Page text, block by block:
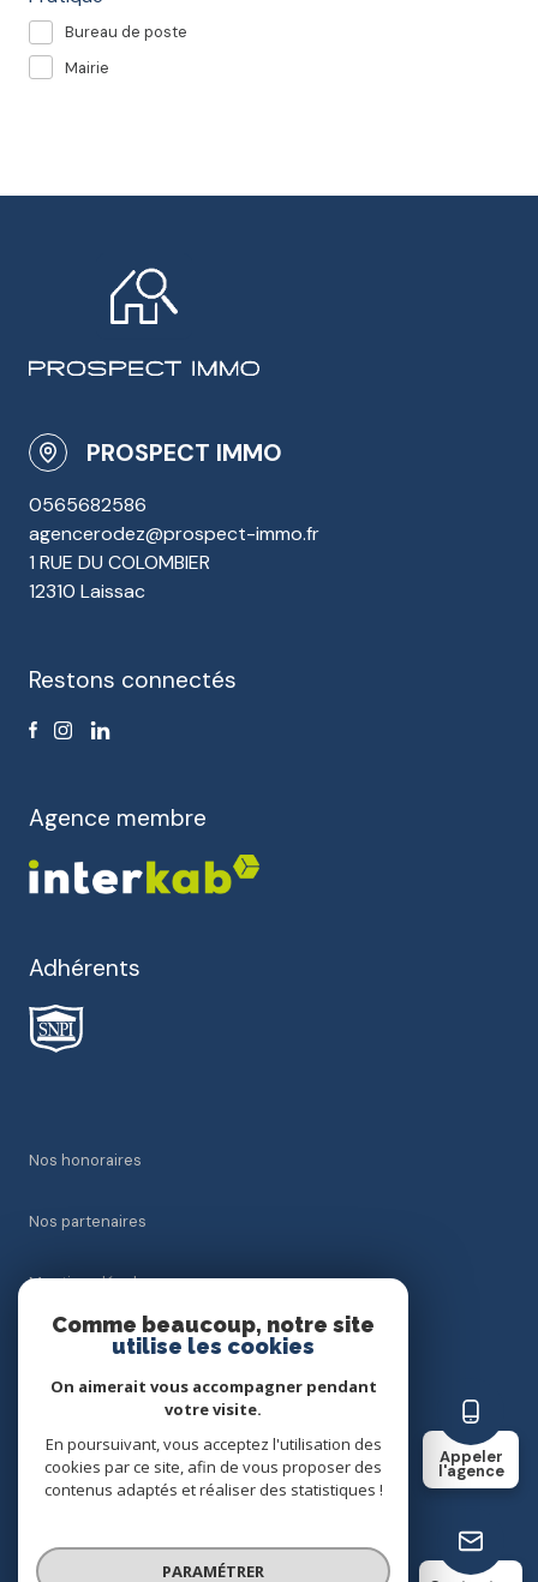
Appeler
l'agence
Bureau de poste
Mairie
PROSPECT IMMO
0565682586
agencerodez@prospect-immo.fr
1 RUE DU COLOMBIER
12310 Laissac
Restons connectés
Agence membre
Adhérents
nos honoraires
nos partenaires
mentions légales
cookies
© 2026 | Tous droits réservés
Comme beaucoup, notre site
utilise les cookies
On aimerait vous accompagner pendant
votre visite.
En poursuivant, vous acceptez l'utilisation des
cookies par ce site, afin de vous proposer des
contenus adaptés et réaliser des statistiques !
PARAMÉTRER